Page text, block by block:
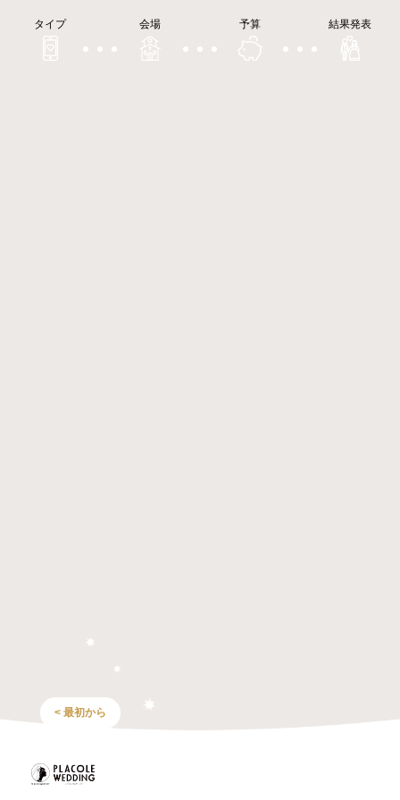
タイプ 会場 予算 結果発表
< 最初から